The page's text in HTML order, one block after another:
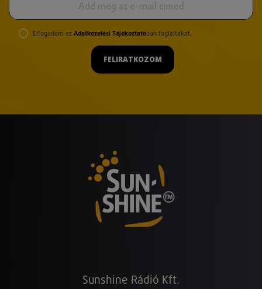
Elfogadom az Adatkezelési Tájékoztatóban foglaltakat.
FELIRATKOZOM
Sunshine Rádió Kft.